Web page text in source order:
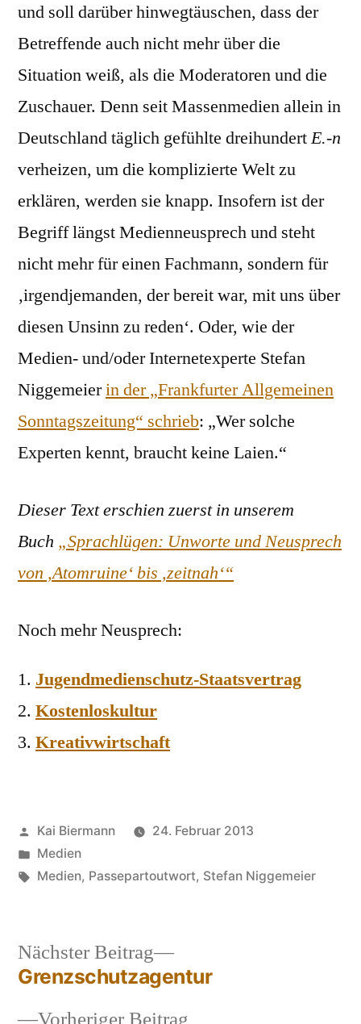
und soll darüber hinwegtäuschen, dass der
Betreffende auch nicht mehr über die
Situation weiß, als die Moderatoren und die
Zuschauer. Denn seit Massenmedien allein in
Deutschland täglich gefühlte dreihundertE.-n
verheizen, um die komplizierte Welt zu
erklären, werden sie knapp. Insofern ist der
Begriff längst Medienneusprech und steht
nicht mehr für einen Fachmann, sondern für
‚irgendjemanden, der bereit war, mit uns über
diesen Unsinn zu reden‘. Oder, wie der
Medien- und/oder Internetexperte Stefan
Niggemeierin der „Frankfurter Allgemeinen
Sonntagszeitung“ schrieb: „Wer solche
Experten kennt, braucht keine Laien.“
Dieser Text erschien zuerst in unserem
Buch „Sprachlügen: Unworte und Neusprech
von ,Atomruine‘ bis ,zeitnah‘“
Noch mehr Neusprech:
Jugendmedienschutz-Staatsvertrag
Kostenloskultur
Kreativwirtschaft
Veröffentlicht
von
Kai Biermann
24. Februar 2013
Veröffentlicht
in
Medien
Schlagwörter:
Medien, Passepartoutwort, Stefan Niggemeier
Beitragsnavigation
Nächster Beitrag
Nächster
Beitrag:
Grenzschutzagentur